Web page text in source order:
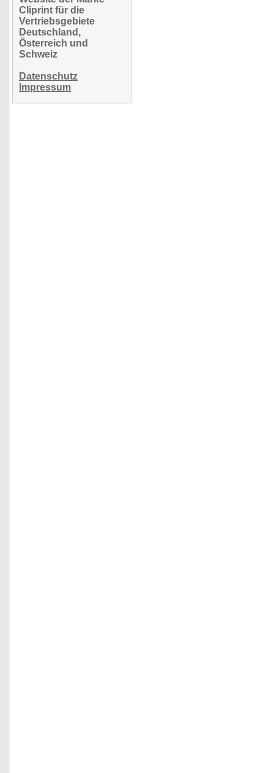
Cliprint für die
Vertriebsgebiete
Deutschland,
Österreich und
Schweiz
Datenschutz
Impressum